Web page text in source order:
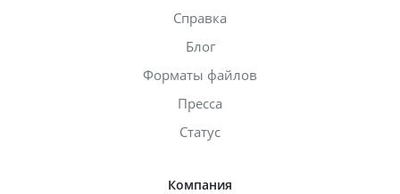
Справка
Блог
Форматы файлов
Пресса
Статус
Компания